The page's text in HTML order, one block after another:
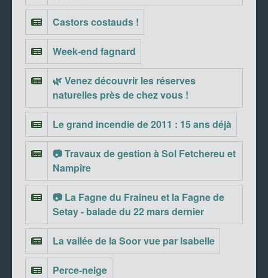
Castors costauds !
Week-end fagnard
🌿 Venez découvrir les réserves
naturelles près de chez vous !
Le grand incendie de 2011 : 15 ans déjà
📷 Travaux de gestion à Sol Fetchereu et
Nampîre
📷 La Fagne du Fraineu et la Fagne de
Setay - balade du 22 mars dernier
La vallée de la Soor vue par Isabelle
Perce-neige